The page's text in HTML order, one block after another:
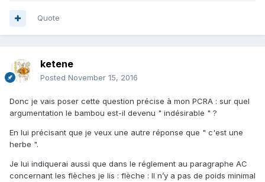
Quote
ketene
Posted November 15, 2016
Donc je vais poser cette question précise à mon PCRA : sur quel
argumentation le bambou est-il devenu " indésirable " ?
En lui précisant que je veux une autre réponse que " c'est une
herbe ".
Je lui indiquerai aussi que dans le réglement au paragraphe AC
concernant les flèches je lis : flèche : Il n’y a pas de poids minimal